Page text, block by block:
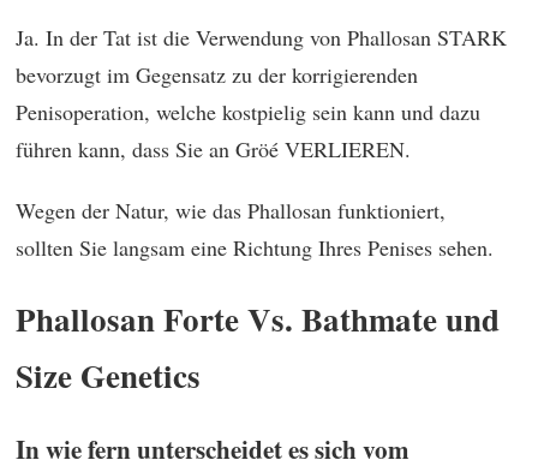
Ja. In der Tat ist die Verwendung von Phallosan STARK
bevorzugt im Gegensatz zu der korrigierenden
Penisoperation, welche kostpielig sein kann und dazu
führen kann, dass Sie an Gröé VERLIEREN.
Wegen der Natur, wie das Phallosan funktioniert,
sollten Sie langsam eine Richtung Ihres Penises sehen.
Phallosan Forte Vs. Bathmate und
Size Genetics
In wie fern unterscheidet es sich vom